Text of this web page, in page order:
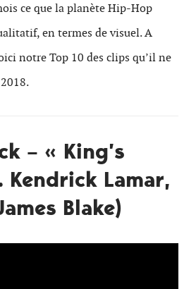
ce que la planète Hip-Hop
en termes de visuel. A
notre Top 10 des clips qu’il ne
– « King’s
Kendrick Lamar,
Blake)